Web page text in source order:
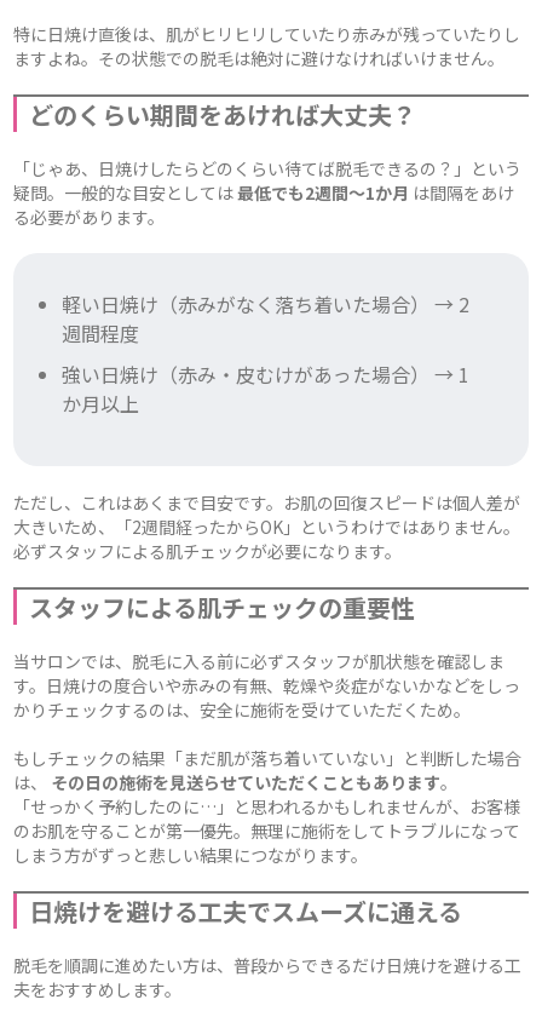
特に日焼け直後は、肌がヒリヒリしていたり赤みが残っていたりし
ますよね。その状態での脱毛は絶対に避けなければいけません。
どのくらい期間をあければ大丈夫？
「じゃあ、日焼けしたらどのくらい待てば脱毛できるの？」という
疑問。一般的な目安としては最低でも2週間〜1か月 は間隔をあけ
る必要があります。
軽い日焼け（赤みがなく落ち着いた場合） → 2
週間程度
強い日焼け（赤み・皮むけがあった場合） → 1
か月以上
ただし、これはあくまで目安です。お肌の回復スピードは個人差が
大きいため、「2週間経ったからOK」というわけではありません。
必ずスタッフによる肌チェックが必要になります。
スタッフによる肌チェックの重要性
当サロンでは、脱毛に入る前に必ずスタッフが肌状態を確認しま
す。日焼けの度合いや赤みの有無、乾燥や炎症がないかなどをしっ
かりチェックするのは、安全に施術を受けていただくため。
もしチェックの結果「まだ肌が落ち着いていない」と判断した場合
は、 その日の施術を見送らせていただくこともあります。
「せっかく予約したのに…」と思われるかもしれませんが、お客様
のお肌を守ることが第一優先。無理に施術をしてトラブルになって
しまう方がずっと悲しい結果につながります。
日焼けを避ける工夫でスムーズに通える
脱毛を順調に進めたい方は、普段からできるだけ日焼けを避ける工
夫をおすすめします。